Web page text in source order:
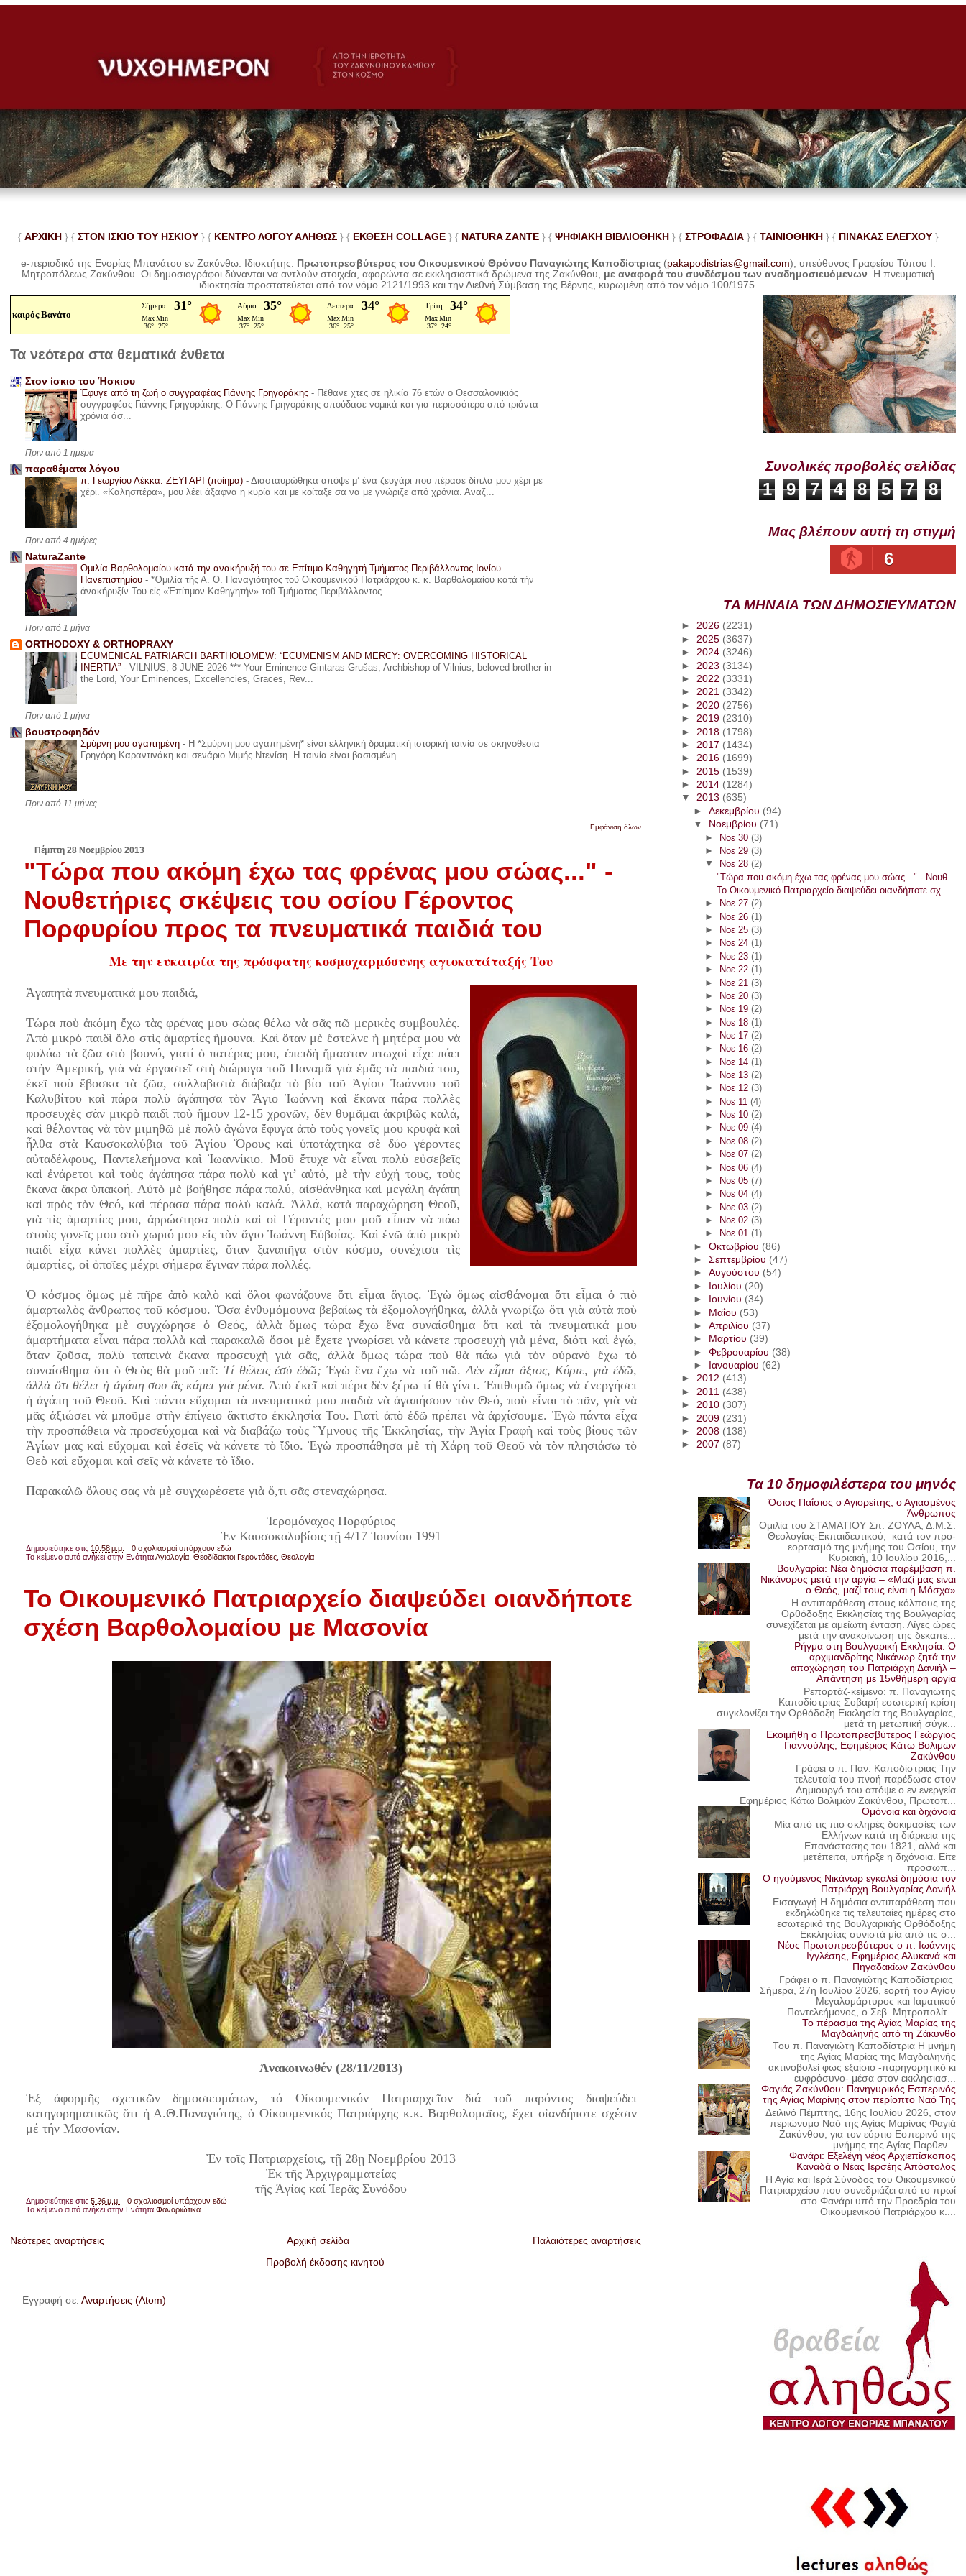
{ ΑΡΧΙΚΗ } { ΣΤΟΝ ΙΣΚΙΟ ΤΟΥ ΗΣΚΙΟΥ } { ΚΕΝΤΡΟ ΛΟΓΟΥ ΑΛΗΘΩΣ } { ΕΚΘΕΣΗ COLLAGE }{ NATURA ZANTE} { ΨΗΦΙΑΚΗ ΒΙΒΛΙΟΘΗΚΗ } { ΣΤΡΟΦΑΔΙΑ } { ΤΑΙΝΙΟΘΗΚΗ } { ΠΙΝΑΚΑΣ ΕΛΕΓΧΟΥ}
e-περιοδικό της Ενορίας Μπανάτου εν Ζακύνθω. Ιδιοκτήτης: Πρωτοπρεσβύτερος του Οικουμενικού Θρόνου Παναγιώτης Καποδίστριας (pakapodistrias@gmail.com), υπεύθυνος Γραφείου Τύπου Ι.
Μητροπόλεως Ζακύνθου.Οι δημοσιογράφοι δύνανται να αντλούν στοιχεία, αφορώντα σε εκκλησιαστικά δρώμενα της Ζακύνθου, με αναφορά του συνδέσμου των αναδημοσιευόμενων . Ηπνευματική
ιδιοκτησία προστατεύεται από τον νόμο 2121/1993 και την Διεθνή Σύμβαση της Βέρνης, κυρωμένη από τον νόμο 100/1975.
καιρός Βανάτο
Τα νεότερα στα θεματικά ένθετα
Στον ίσκιο του Ήσκιου
Έφυγε από τη ζωή ο συγγραφέας Γιάννης Γρηγοράκης - Πέθανε χτες σε ηλικία 76 ετών ο Θεσσαλονικιός
συγγραφέας Γιάννης Γρηγοράκης. Ο Γιάννης Γρηγοράκης σπούδασε νομικά και για περισσότερο από τριάντα
χρόνια άσ...
Πριν από 1 ημέρα
παραθέματα λόγου
π. Γεωργίου Λέκκα: ΖΕΥΓΑΡΙ (ποίημα) - Διασταυρώθηκα απόψε μ’ ένα ζευγάρι που πέρασε δίπλα μου χέρι με
χέρι. «Καλησπέρα», μου λέει άξαφνα η κυρία και με κοίταξε σα να με γνώριζε από χρόνια. Αναζ...
Πριν από 4 ημέρες
NaturaZante
Ομιλία Βαρθολομαίου κατά την ανακήρυξή του σε Επίτιμο Καθηγητή Τμήματος Περιβάλλοντος Ιονίου
Πανεπιστημίου - *Ὁμιλία τῆς Α. Θ. Παναγιότητος τοῦ Οἰκουμενικοῦ Πατριάρχου κ. κ. Βαρθολομαίου κατά τήν
ἀνακήρυξίν Του εἰς «Ἐπίτιμον Καθηγητήν» τοῦ Τμήματος Περιβάλλοντος...
Πριν από 1 μήνα
ORTHODOXY & ORTHOPRAXY
ECUMENICAL PATRIARCH BARTHOLOMEW: “ECUMENISM AND MERCY: OVERCOMING HISTORICAL
INERTIA” - VILNIUS, 8 JUNE 2026 *** Your Eminence Gintaras Grušas, Archbishop of Vilnius, beloved brother in
the Lord, Your Eminences, Excellencies, Graces, Rev...
Πριν από 1 μήνα
βουστροφηδόν
Σμύρνη μου αγαπημένη - Η *Σμύρνη μου αγαπημένη* είναι ελληνική δραματική ιστορική ταινία σε σκηνοθεσία
Γρηγόρη Καραντινάκη και σενάριο Μιμής Ντενίση. Η ταινία είναι βασισμένη ...
Πριν από 11 μήνες
Εμφάνιση όλων
Πέμπτη 28 Νοεμβρίου 2013
"Τώρα που ακόμη έχω τας φρένας μου σώας..." -
Νουθετήριες σκέψεις του οσίου Γέροντος
Πορφυρίου προς τα πνευματικά παιδιά του
Με την ευκαιρία της πρόσφατης κοσμοχαρμόσυνης αγιοκατάταξής Του
Ἀγαπητὰ πνευματικά μου παιδιά,
Τώρα ποὺ ἀκόμη ἔχω τὰς φρένας μου σώας θέλω νὰ σᾶς πῶ μερικὲς συμβουλές.
Ἀπὸ μικρὸ παιδὶ ὅλο στὶς ἁμαρτίες ἤμουνα. Καὶ ὅταν μὲ ἔστελνε ἡ μητέρα μου νὰ
φυλάω τὰ ζῶα στὸ βουνό, γιατί ὁ πατέρας μου, ἐπειδὴ ἤμασταν πτωχοὶ εἶχε πάει
στὴν Ἀμερική, γιὰ νὰ ἐργαστεῖ στὴ διώρυγα τοῦ Παναμᾶ γιὰ ἐμᾶς τὰ παιδιά του,
ἐκεῖ ποὺ ἔβοσκα τὰ ζῶα, συλλαβιστὰ διάβαζα τὸ βίο τοῦ Ἁγίου Ἰωάννου τοῦ
Καλυβίτου καὶ πάρα πολὺ ἀγάπησα τὸν Ἅγιο Ἰωάννη καὶ ἔκανα πάρα πολλὲς
προσευχὲς σὰν μικρὸ παιδὶ ποὺ ἤμουν 12-15 χρονῶν, δὲν θυμᾶμαι ἀκριβῶς καλά,
καὶ θέλοντας νὰ τὸν μιμηθῶ μὲ πολὺ ἀγώνα ἔφυγα ἀπὸ τοὺς γονεῖς μου κρυφὰ καὶ
ἦλθα στὰ Καυσοκαλύβια τοῦ Ἁγίου Ὄρους καὶ ὑποτάχτηκα σὲ δύο γέροντες
αὐταδέλφους, Παντελεήμονα καὶ Ἰωαννίκιο. Μοῦ ἔτυχε νὰ εἶναι πολὺ εὐσεβεῖς
καὶ ἐνάρετοι καὶ τοὺς ἀγάπησα πάρα πολὺ καὶ γι’ αὐτό, μὲ τὴν εὐχή τους, τοὺς
ἔκανα ἄκρα ὑπακοή. Αὐτὸ μὲ βοήθησε πάρα πολύ, αἰσθάνθηκα καὶ μεγάλη ἀγάπη
καὶ πρὸς τὸν Θεό, καὶ πέρασα πάρα πολὺ καλά. Ἀλλά, κατὰ παραχώρηση Θεοῦ,
γιὰ τὶς ἁμαρτίες μου, ἀρρώστησα πολὺ καὶ οἱ Γέροντές μου μοῦ εἶπαν νὰ πάω
στοὺς γονεῖς μου στὸ χωριό μου εἰς τὸν ἅγιο Ἰωάννη Εὐβοίας. Καὶ ἐνῶ ἀπὸ μικρὸ
παιδὶ εἶχα κάνει πολλὲς ἁμαρτίες, ὅταν ξαναπῆγα στὸν κόσμο, συνέχισα τὶς
ἁμαρτίες, οἱ ὁποῖες μέχρι σήμερα ἔγιναν πάρα πολλές.
Ὁ κόσμος ὅμως μὲ πῆρε ἀπὸ καλὸ καὶ ὅλοι φωνάζουνε ὅτι εἶμαι ἅγιος. Ἐγὼ ὅμως αἰσθάνομαι ὅτι εἶμαι ὁ πιὸ
ἁμαρτωλὸς ἄνθρωπος τοῦ κόσμου. Ὅσα ἐνθυμόμουνα βεβαίως τὰ ἐξομολογήθηκα, ἀλλὰ γνωρίζω ὅτι γιὰ αὐτὰ ποὺ
ἐξομολογήθηκα μὲ συγχώρησε ὁ Θεός, ἀλλὰ ὅμως τώρα ἔχω ἕνα συναίσθημα ὅτι καὶ τὰ πνευματικά μου
ἁμαρτήματα εἶναι πάρα πολλὰ καὶ παρακαλῶ ὅσοι μὲ ἔχετε γνωρίσει νὰ κάνετε προσευχὴ γιὰ μένα, διότι καὶ ἐγώ,
ὅταν ζοῦσα, πολὺ ταπεινὰ ἔκανα προσευχὴ γιὰ σᾶς, ἀλλὰ ὅμως τώρα ποὺ θὰ πάω γιὰ τὸν οὐρανὸ ἔχω τὸ
συναίσθημα ὅτι ὁ Θεὸς θὰ μοῦ πεῖ: Τί θέλεις ἐσὺ ἐδῶ; Ἐγὼ ἕνα ἔχω νὰ τοῦ πῶ.Δὲν εἶμαι ἄξιος, Κύριε, γιὰ ἐδῶ,
ἀλλὰ ὅτι θέλει ἡ ἀγάπη σου ἂς κάμει γιὰ μένα. Ἀπὸ ἐκεῖ καὶ πέρα δὲν ξέρω τί θὰ γίνει. Ἐπιθυμῶ ὅμως νὰ ἐνεργήσει
ἡ ἀγάπη τοῦ Θεοῦ. Καὶ πάντα εὔχομαι τὰ πνευματικά μου παιδιὰ νὰ ἀγαπήσουν τὸν Θεό, ποὺ εἶναι τὸ πᾶν, γιὰ νὰ
μᾶς ἀξιώσει νὰ μποῦμε στὴν ἐπίγειο ἄκτιστο ἐκκλησία Του. Γιατὶ ἀπὸ ἐδῶ πρέπει νὰ ἀρχίσουμε. Ἐγὼ πάντα εἶχα
τὴν προσπάθεια νὰ προσεύχομαι καὶ νὰ διαβάζω τοὺς Ὕμνους τῆς Ἐκκλησίας, τὴν Ἁγία Γραφὴ καὶ τοὺς βίους τῶν
Ἁγίων μας καὶ εὔχομαι καὶ ἐσεῖς νὰ κάνετε τὸ ἴδιο. Ἐγὼ προσπάθησα μὲ τὴ Χάρη τοῦ Θεοῦ νὰ τὸν πλησιάσω τὸ
Θεὸ καὶ εὔχομαι καὶ σεῖς νὰ κάνετε τὸ ἴδιο.
Παρακαλῶ ὅλους σας νὰ μὲ συγχωρέσετε γιὰ ὅ,τι σᾶς στεναχώρησα.
Ἱερομόναχος Πορφύριος
Ἐν Καυσοκαλυβίοις τῇ 4/17 Ἰουνίου 1991
Δημοσιεύτηκε στις 10:58 μ.μ.
0 σχολιασμοί υπάρχουν εδώ
Το κείμενο αυτό ανήκει στην ΕνότηταΑγιολογία ,Θεοδίδακτοι Γεροντάδες ,Θεολογία
Το Οικουμενικό Πατριαρχείο διαψεύδει οιανδήποτε
σχέση Βαρθολομαίου με Μασονία
Ἀνακοινωθέν (28/11/2013)
Ἐξ ἀφορμῆς σχετικῶν δημοσιευμάτων, τό Οἰκουμενικόν Πατριαρχεῖον διά τοῦ παρόντος διαψεύδει
κατηγορηματικῶς ὅτι ἡ Α.Θ.Παναγιότης, ὁ Οἰκουμενικός Πατριάρχης κ.κ. Βαρθολομαῖος, ἔχει οἱανδήποτε σχέσιν
μέ τήν Μασονίαν.
Ἐν τοῖς Πατριαρχείοις, τῇ 28ῃ Νοεμβρίου 2013
Ἐκ τῆς Ἀρχιγραμματείας
τῆς Ἁγίας καί Ἱερᾶς Συνόδου
Δημοσιεύτηκε στις5:26 μ.μ.
0 σχολιασμοί υπάρχουν εδώ
Το κείμενο αυτό ανήκει στην ΕνότηταΦαναριώτικα
Νεότερες αναρτήσεις Παλαιότερες αναρτήσεις
Αρχική σελίδα
Προβολή έκδοσης κινητού
Εγγραφή σε:Αναρτήσεις (Atom)
Συνολικές προβολές σελίδας
1 9 7 4 8 5 7 8
Μας βλέπουν αυτή τη στιγμή
6
ΤΑ ΜΗΝΑΙΑ ΤΩΝ ΔΗΜΟΣΙΕΥΜΑΤΩΝ
►2026 (2231)
► 2025 (3637)
►2024 (3246)
► 2023 (3134)
► 2022 (3331)
►2021 (3342)
► 2020 (2756)
►2019 (2310)
► 2018 (1798)
► 2017 (1434)
►2016 (1699)
► 2015 (1539)
►2014 (1284)
▼2013 (635)
► Δεκεμβρίου (94)
▼
Νοεμβρίου (71)
► Νοε 30 (3)
►
Νοε 29 (3)
▼
Νοε 28 (2)
"Τώρα που ακόμη έχω τας φρένας μου σώας..." - Νουθ...
Το Οικουμενικό Πατριαρχείο διαψεύδει οιανδήποτε σχ...
►
Νοε 27 (2)
► Νοε 26 (1)
►
Νοε 25 (3)
►
Νοε 24 (1)
►
Νοε 23 (1)
►
Νοε 22 (1)
► Νοε 21 (3)
►
Νοε 20 (3)
►
Νοε 19 (2)
► Νοε 18 (1)
►
Νοε 17 (2)
►
Νοε 16 (2)
► Νοε 14 (1)
►
Νοε 13 (2)
►
Νοε 12 (3)
►
Νοε 11 (4)
►
Νοε 10 (2)
►
Νοε 09 (4)
►
Νοε 08 (2)
►
Νοε 07 (2)
► Νοε 06 (4)
►
Νοε 05 (7)
►
Νοε 04 (4)
► Νοε 03 (2)
►
Νοε 02 (3)
►
Νοε 01 (1)
► Οκτωβρίου (86)
► Σεπτεμβρίου (47)
► Αυγούστου (54)
►
Ιουλίου (20)
►
Ιουνίου (34)
► Μαΐου (53)
► Απριλίου (37)
►
Μαρτίου (39)
► Φεβρουαρίου (38)
►
Ιανουαρίου (62)
►2012 (413)
► 2011 (438)
►2010 (307)
► 2009 (231)
►2008 (138)
►2007 (87)
Τα 10 δημοφιλέστερα του μηνός
Όσιος Παΐσιος ο Αγιορείτης, ο Αγιασμένος
Άνθρωπος
Ομιλία του ΣΤΑΜΑΤΙΟΥ Σπ. ΖΟΥΛΑ, Δ.Μ.Σ.
Θεολογίας-Εκπαιδευτικού, κατά τον προ-
εορτασμό της μνήμης του Οσίου, την
Κυριακή, 10 Ιουλίου 2016,...
Βουλγαρία: Νέα δημόσια παρέμβαση π.
Νικάνορος μετά την αργία – «Μαζί μας είναι
ο Θεός, μαζί τους είναι η Μόσχα»
Η αντιπαράθεση στους κόλπους της
Ορθόδοξης Εκκλησίας της Βουλγαρίας
συνεχίζεται με αμείωτη ένταση. Λίγες ώρες
μετά την ανακοίνωση της δεκαπε...
Ρήγμα στη Βουλγαρική Εκκλησία: Ο
αρχιμανδρίτης Νικάνωρ ζητά την
αποχώρηση του Πατριάρχη Δανιήλ –
Απάντηση με 15νθήμερη αργία
Ρεπορτάζ-κείμενο: π. Παναγιώτης
Καποδίστριας Σοβαρή εσωτερική κρίση
συγκλονίζει την Ορθόδοξη Εκκλησία της Βουλγαρίας,
μετά τη μετωπική σύγκ...
Εκοιμήθη ο Πρωτοπρεσβύτερος Γεώργιος
Γιαννούλης, Εφημέριος Κάτω Βολιμών
Ζακύνθου
Γράφει ο π. Παν. Καποδίστριας Την
τελευταία του πνοή παρέδωσε στον
Δημιουργό του απόψε ο εν ενεργεία
Εφημέριος Κάτω Βολιμών Ζακύνθου, Πρωτοπ...
Ομόνοια και διχόνοια
Μία από τις πιο σκληρές δοκιμασίες των
Ελλήνων κατά τη διάρκεια της
Επανάστασης του 1821, αλλά και
μετέπειτα, υπήρξε η διχόνοια. Είτε
προσωπ...
Ο ηγούμενος Νικάνωρ εγκαλεί δημόσια τον
Πατριάρχη Βουλγαρίας Δανιήλ
Εισαγωγή Η δημόσια αντιπαράθεση που
εκδηλώθηκε τις τελευταίες ημέρες στο
εσωτερικό της Βουλγαρικής Ορθόδοξης
Εκκλησίας συνιστά μία από τις σ...
Νέος Πρωτοπρεσβύτερος ο π. Ιωάννης
Ιγγλέσης, Εφημέριος Αλυκανά και
Πηγαδακίων Ζακύνθου
Γράφει ο π. Παναγιώτης Καποδίστριας
Σήμερα, 27η Ιουλίου 2026, εορτή του Αγίου
Μεγαλομάρτυρος και Ιαματικού
Παντελεήμονος, ο Σεβ. Μητροπολίτ...
Το πέρασμα της Αγίας Μαρίας της
Μαγδαληνής από τη Ζάκυνθο
Του π. Παναγιώτη Καποδίστρια Η μνήμη
της Αγίας Μαρίας της Μαγδαληνής
ακτινοβολεί φως εξαίσιο -παρηγορητικό κι
ευφρόσυνο- μέσα στον εκκλησιασ...
Φαγιάς Ζακύνθου: Πανηγυρικός Εσπερινός
της Αγίας Μαρίνης στον περίοπτο Ναό Της
Δειλινό Πέμπτης, 16ης Ιουλίου 2026, στον
περιώνυμο Ναό της Αγίας Μαρίνας Φαγιά
Ζακύνθου, για τον εόρτιο Εσπερινό της
μνήμης της Αγίας Παρθεν...
Φανάρι: Εξελέγη νέος Αρχιεπίσκοπος
Καναδά ο Νέας Ιερσέης Απόστολος
Η Αγία και Ιερά Σύνοδος του Οικουμενικού
Πατριαρχείου που συνεδριάζει από το πρωί
στο Φανάρι υπό την Προεδρία του
Οικουμενικού Πατριάρχου κ....